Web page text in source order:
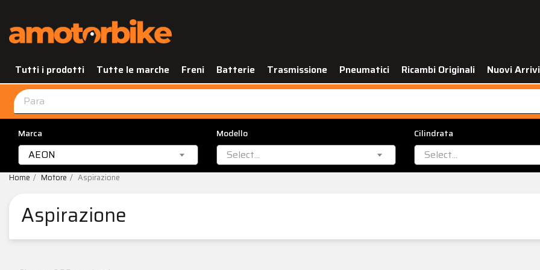
Tutti i prodotti Tutte le marche Freni Batterie Trasmissione Pneumatici Ricambi Originali Nuovi Arrivi
Marca
AEON
Modello
Select...
Cilindrata
Select...
Home Motore Aspirazione
Aspirazione